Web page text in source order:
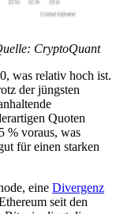
CryptoQuant
was relativ hoch ist.
der jüngsten
Quoten
% voraus, was
für einen starken
eine Divergenz
seit den